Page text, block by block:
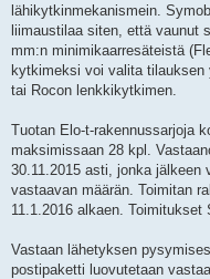
lähikytkinmekanismein.
liimaustilaa siten, että vaunut
mm:n minimikaarresäteistä
kytkimeksi voi valita tilauksen
tai Rocon lenkkikytkimen.
Tuotan Elo-t-rakennussarjoja
maksimissaan 28 kpl.
30.11.2015 asti, jonka jälkeen
vastaavan määrän. Toimitan
11.1.2016 alkaen.
Vastaan lähetyksen
postipaketti luovutetaan